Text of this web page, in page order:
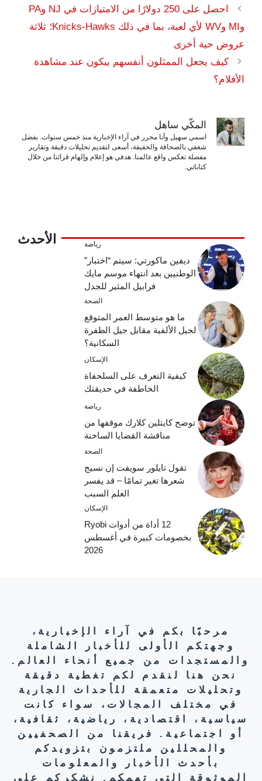
احصل على 250 دولارًا من الامتيازات في NJ وPA
وMI وWV لأي لعبة، بما في ذلك Knicks-Hawks؛ ثلاثة
عروض حية أخرى
كيف يجعل الممثلون أنفسهم يبكون عند مشاهدة
الأفلام؟
المكّي ساهل
اسمي سهيل وأنا محرر في آراء الإخبارية منذ خمس سنوات. بفضل
شغفي بالصحافة والحقيقة، أسعى لتقديم تحليلات دقيقة وتقارير
مفصلة تعكس واقع عالمنا. هدفي هو إعلام وإلهام قرائنا من خلال
كتاباتي.
الأحدث رياضة
ديفين ماكورتي: سيتم “اختبار”
الوطنيين بعد انتهاء موسم مايك
فرابيل المثير للجدل
الصحة
ما هو متوسط ​​العمر المتوقع
لجيل الألفية مقابل جيل الطفرة
السكانية؟
الإسكان
كيفية التعرف على السلحفاة
الخاطفة في حديقتك
رياضة
توضح كايتلين كلارك موقفها من
مناقشة القضايا الساخنة
الصحة
تقول تايلور سويفت إن نسيج
شعرها تغير تمامًا – قد يفسر
العلم السبب
الإسكان
12 أداة من أدوات Ryobi
بخصومات كبيرة في أغسطس
2026
مرحبًا بكم في آراء الإخبارية،
وجهتكم الأولى للأخبار الشاملة
والمستجدات من جميع أنحاء العالم.
نحن هنا لنقدم لكم تغطية دقيقة
وتحليلات متعمقة للأحداث الجارية
في مختلف المجالات، سواء كانت
سياسية، اقتصادية، رياضية، ثقافية،
أو اجتماعية. فريقنا من الصحفيين
والمحللين ملتزمون بتزويدكم
بأحدث الأخبار والمعلومات
الموثوقة التي تهمكم. نشكركم على